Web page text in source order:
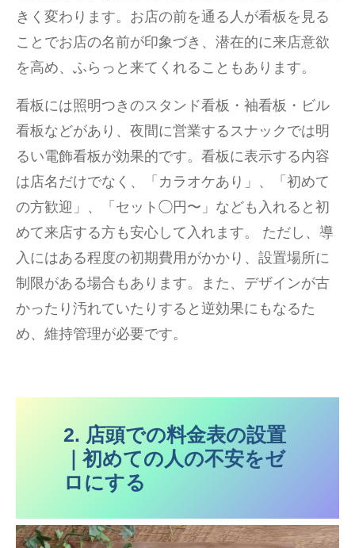
きく変わります。お店の前を通る人が看板を見る
ことでお店の名前が印象づき、潜在的に来店意欲
を高め、ふらっと来てくれることもあります。
看板には照明つきのスタンド看板・袖看板・ビル
看板などがあり、夜間に営業するスナックでは明
るい電飾看板が効果的です。看板に表示する内容
は店名だけでなく、「カラオケあり」、「初めて
の方歓迎」、「セット◯円〜」なども入れると初
めて来店する方も安心して入れます。 ただし、導
入にはある程度の初期費用がかかり、設置場所に
制限がある場合もあります。また、デザインが古
かったり汚れていたりすると逆効果にもなるた
め、維持管理が必要です。
2. 店頭での料金表の設置
｜初めての人の不安をゼ
ロにする